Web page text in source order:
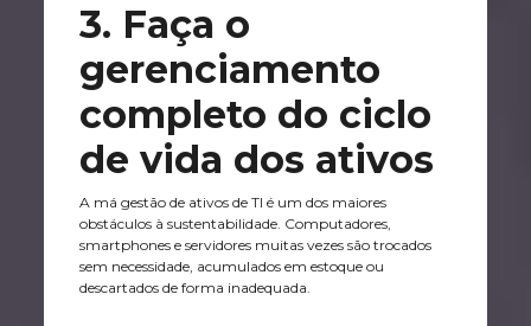
3. Faça o
gerenciamento
completo do ciclo
de vida dos ativos
A má gestão de ativos de TI é um dos maiores
obstáculos à sustentabilidade. Computadores,
smartphones e servidores muitas vezes são trocados
sem necessidade, acumulados em estoque ou
descartados de forma inadequada.